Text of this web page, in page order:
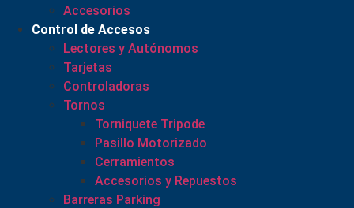
Accesorios
Control de Accesos
Lectores y Autónomos
Tarjetas
Controladoras
Tornos
Torniquete Tripode
Pasillo Motorizado
Cerramientos
Accesorios y Repuestos
Barreras Parking